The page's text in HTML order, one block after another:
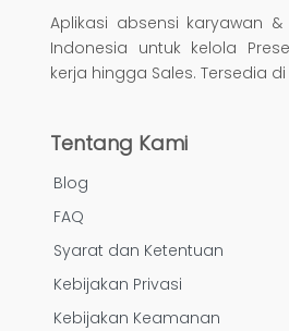
Aplikasi absensi karyawan
Indonesia untuk kelola
kerja hingga Sales. Tersedia di
Tentang Kami
Blog
FAQ
Syarat dan Ketentuan
Kebijakan Privasi
Kebijakan Keamanan